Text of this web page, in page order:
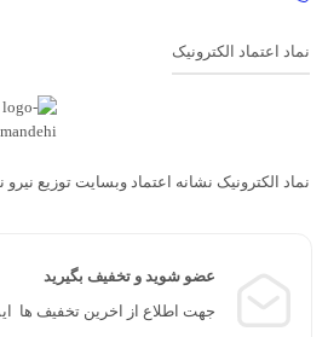
نماد اعتماد الکترونیک
نماد الکترونیک نشانه اعتماد وبسایت توزیع نیرو
عضو شوید و تخفیف بگیرید
جهت اطلاع از اخرین تخفیف ها